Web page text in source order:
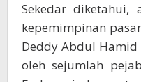
Sekedar diketahui,
kepemimpinan
Deddy Abdul
oleh sejumlah